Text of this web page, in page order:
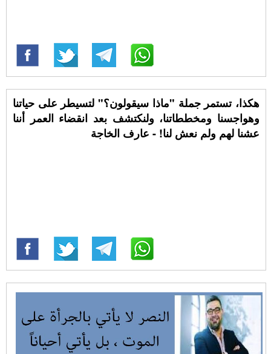
هكذا، تستمر جملة "ماذا سيقولون؟" لتسيطر على حياتنا
وهواجسنا ومخططاتنا، ولنكتشف بعد انقضاء العمر أننا
عشنا لهم ولم نعش لنا! - عارف الخاجة